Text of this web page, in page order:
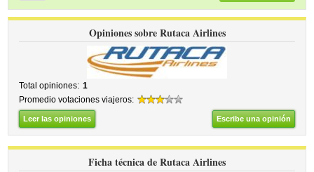
Opiniones sobre Rutaca Airlines
Total opiniones: 1
Promedio votaciones viajeros:
Leer las opiniones Escribe una opinión
Ficha técnica de Rutaca Airlines